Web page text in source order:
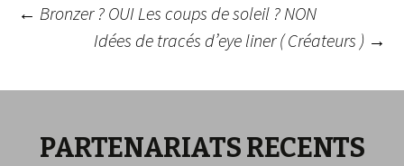
Navigation
des
articles
← Bronzer ? OUI Les coups de soleil ? NON
Idées de tracés d’eye liner ( Créateurs ) →
PARTENARIATS RECENTS